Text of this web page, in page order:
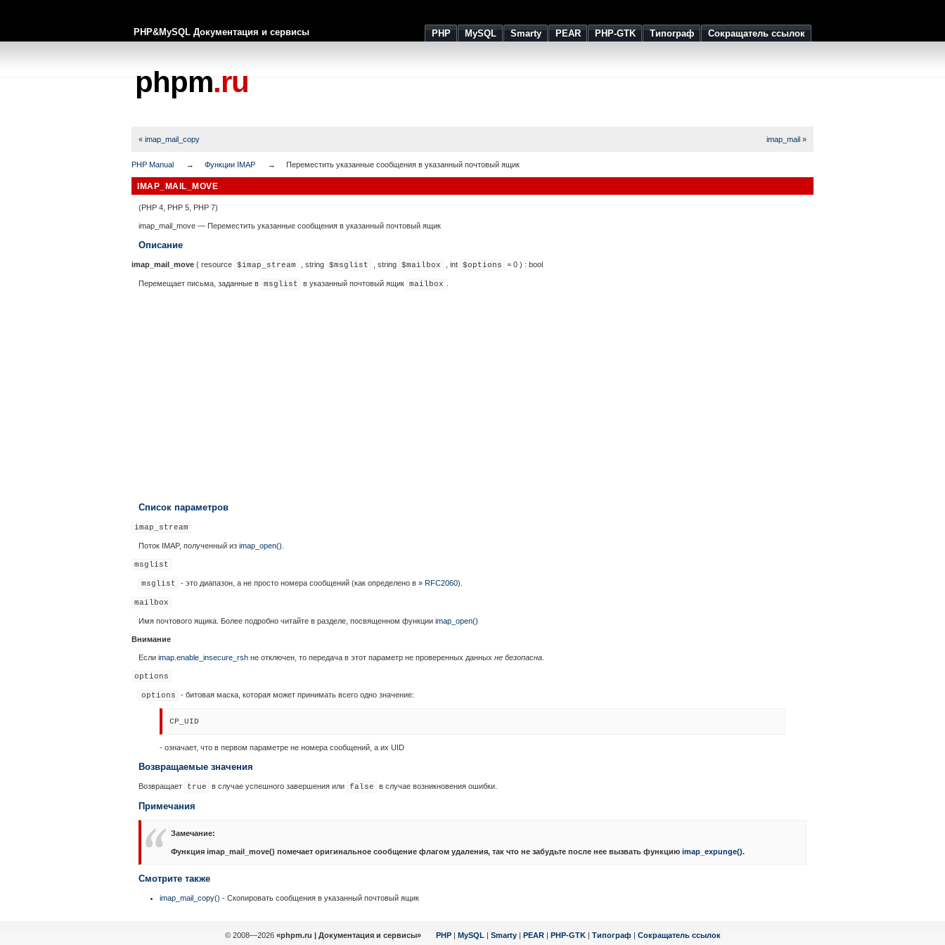
PHP&MySQL Документация и сервисы PHP MySQL Smarty PEAR PHP-GTK Типограф Сокращатель ссылок
phpm.ru
« imap_mail_copy imap_mail »
PHP Manual Функции IMAP Переместить указанные сообщения в указанный почтовый ящик
IMAP_MAIL_MOVE
(PHP 4, PHP 5, PHP 7)
imap_mail_move — Переместить указанные сообщения в указанный почтовый ящик
Описание
imap_mail_move ( resource $imap_stream string $msglist string $mailbox int $options = 0 ) : bool
Перемещает письма, заданные в msglist в указанный почтовый ящик mailbox
Список параметров
imap_stream
Поток IMAP, полученный из imap_open()
msglist
msglist - это диапазон, а не просто номера сообщений (как определено в » RFC2060).
mailbox
Имя почтового ящика. Более подробно читайте в разделе, посвященном функции imap_open()
Внимание
Если imap.enable_insecure_rsh не отключен, то передача в этот параметр не проверенных данных не безопасна
options
options - битовая маска, которая может принимать всего одно значение:
CP_UID
- означает, что в первом параметре не номера сообщений, а их UID
Возвращаемые значения
Возвращает true в случае успешного завершения или false в случае возникновения ошибки.
Примечания
Замечание:
Функция imap_mail_move() помечает оригинальное сообщение флагом удаления, так что не забудьте после нее вызвать функцию imap_expunge().
Смотрите также
imap_mail_copy() - Скопировать сообщения в указанный почтовый ящик
© 2008—2026 «phpm.ru | Документация и сервисы» PHP| MySQL | Smarty| PEAR| PHP-GTK| Типограф| Сокращатель ссылок